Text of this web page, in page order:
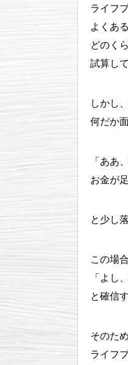
ライフ
よくあ
どのく
試算し
しかし
何だか
「ああ
お金が
と少し
この場合
「よし
と確信
そのため
ライフ